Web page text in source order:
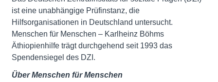
ist eine unabhängige Prüfinstanz, die
Hilfsorganisationen in Deutschland untersucht.
Menschen für Menschen – Karlheinz Böhms
Äthiopienhilfe trägt durchgehend seit 1993 das
Spendensiegel des DZI.
Über Menschen für Menschen